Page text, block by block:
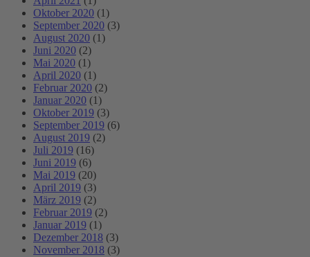
Oktober 2020 (1)
September 2020 (3)
August 2020 (1)
Juni 2020 (2)
Mai 2020 (1)
April 2020 (1)
Februar 2020 (2)
Januar 2020 (1)
Oktober 2019 (3)
September 2019 (6)
August 2019 (2)
Juli 2019 (16)
Juni 2019 (6)
Mai 2019 (20)
April 2019 (3)
März 2019 (2)
Februar 2019 (2)
Januar 2019 (1)
Dezember 2018 (3)
November 2018 (3)